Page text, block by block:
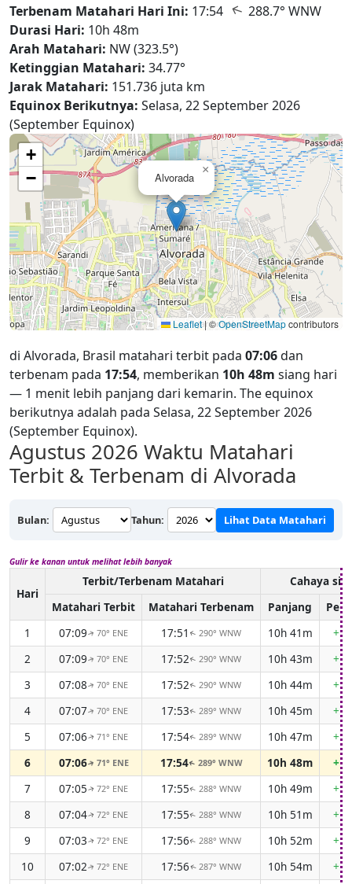
Terbenam Matahari Hari Ini: 17:54 ↑ 288.7° WNW
Durasi Hari: 10h 48m
Arah Matahari: NW (323.5°)
Ketinggian Matahari: 34.77°
Jarak Matahari: 151.736 juta km
Equinox Berikutnya: Selasa, 22 September 2026
(September Equinox)
Alvorada
×
+
−
Leaflet |©OpenStreetMapcontributors
di Alvorada, Brasil matahari terbit pada 07:06dan
terbenam pada 17:54, memberikan 10h 48m siang hari
— 1 menit lebih panjang dari kemarin. The equinox
berikutnya adalah pada Selasa, 22 September 2026
(September Equinox).
Agustus 2026 Waktu Matahari
Terbit & Terbenam di Alvorada
Bulan: Tahun: Lihat Data Matahari
Gulir ke kanan untuk melihat lebih banyak
Hari
Terbit/Terbenam Matahari
Cahaya
Matahari Terbit
Matahari Terbenam Panjang
1
07:09↑70° ENE 17:51 ↑ 290° WNW 10h 41m
2
07:09↑70° ENE 17:52↑ 290° WNW 10h 43m
3
07:08↑70° ENE 17:52↑ 290° WNW 10h 44m
4
07:07↑70° ENE 17:53↑ 289° WNW 10h 45m
5
07:06↑71° ENE 17:54↑ 289° WNW 10h 47m
6
07:06↑ 71° ENE 17:54↑ 289° WNW 10h 48m
7
07:05↑72° ENE 17:55↑ 288° WNW 10h 49m
8
07:04↑72° ENE 17:55↑ 288° WNW 10h 51m
9
07:03↑72° ENE 17:56↑ 288° WNW 10h 52m
10
07:02↑72° ENE 17:56↑ 287° WNW 10h 54m